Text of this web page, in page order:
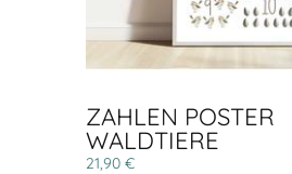
ZAHLEN POSTER
WALDTIERE
21,90 €